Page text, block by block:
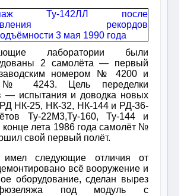
лаборатории были
2 самолёта — первый
номером № 4200 и
№ 4243. Цель переделки
— испытания и доводка новых
НК-25, НК-32, НК-144 и РД-36-
Ту-22М3,Ту-160, Ту-144 и
лета 1986 года самолёт №
свой первый полёт.
имел следующие отличия от
всё вооружение и
оборудование, сделан вырез
под модуль с